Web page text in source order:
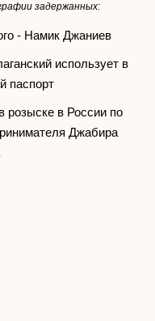
задержанных:
- Намик Джаниев
использует в
паспорт
розыске в России по
Джабира